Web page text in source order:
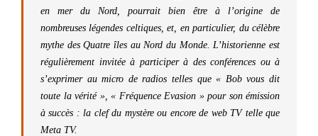
en mer du Nord, pourrait bien être à l’origine de
nombreuses légendes celtiques, et, en particulier, du célèbre
mythe des Quatre îles au Nord du Monde. L’historienne est
régulièrement invitée à participer à des conférences ou à
s’exprimer au micro de radios telles que « Bob vous dit
toute la vérité », « Fréquence Evasion » pour son émission
à succès : la clef du mystère ou encore de web TV telle que
Meta TV.